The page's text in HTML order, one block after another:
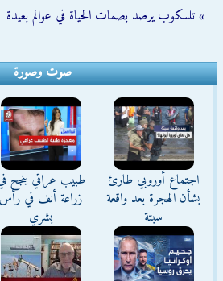
» تلسكوب يرصد بصمات الحياة في عوالم بعيدة
صوت وصورة
اجتماع أوروبي طارئ
بشأن الهجرة بعد واقعة
سبتة
طبيب عراقي ينجح
زراعة أنف في رأس
بشري